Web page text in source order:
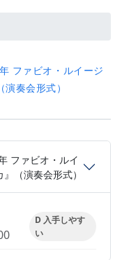
ファビオ・ルイージ
奏会形式）
ファビオ・ルイ
（演奏会形式）
D 入手しやす
い